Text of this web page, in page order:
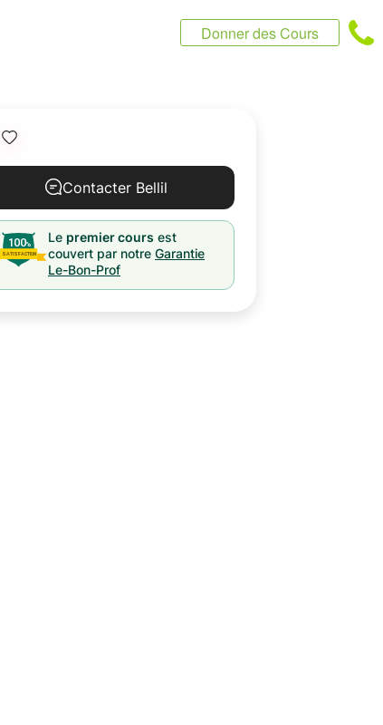
Donner des Cours
Contacter Bellil
Le premier cours est
couvert par notre Garantie
Le-Bon-Prof